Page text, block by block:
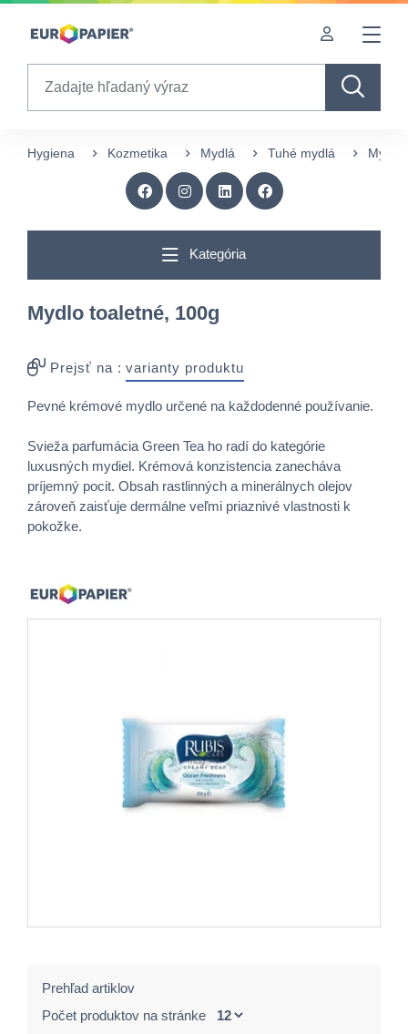
Table Of Content
Hygiena Kozmetika Mydlá Tuhé mydlá Mydlo
Kategória
Mydlo toaletné, 100g
Prejsť na : varianty produktu
Pevné krémové mydlo určené na každodenné používanie.
Svieža parfumácia Green Tea ho radí do kategórie
luxusných mydiel. Krémová konzistencia zanecháva
príjemný pocit. Obsah rastlinných a minerálnych olejov
zároveň zaisťuje dermálne veľmi priaznivé vlastnosti k
pokožke.
Prehľad artiklov
Počet produktov na stránke